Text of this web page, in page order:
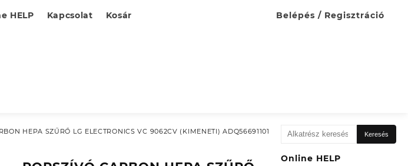
HELP Kapcsolat Kosár Belépés / Regisztráció
HEPA SZŰRŐ LG ELECTRONICS VC 9062CV (KIMENETI) ADQ56691101
Keresés
következőre:
Keresés
Online HELP